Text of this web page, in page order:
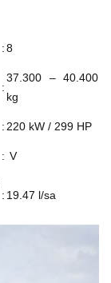
:8
:
37.300 – 40.400
kg
: 220 kW / 299 HP
: V
: 19.47 l/sa